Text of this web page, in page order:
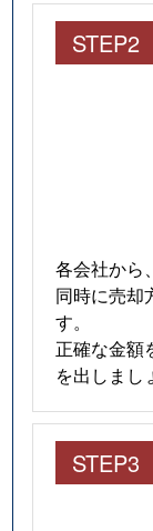
STEP2
各会社から
同時に売却
す。
正確な金額
を出しまし
STEP3